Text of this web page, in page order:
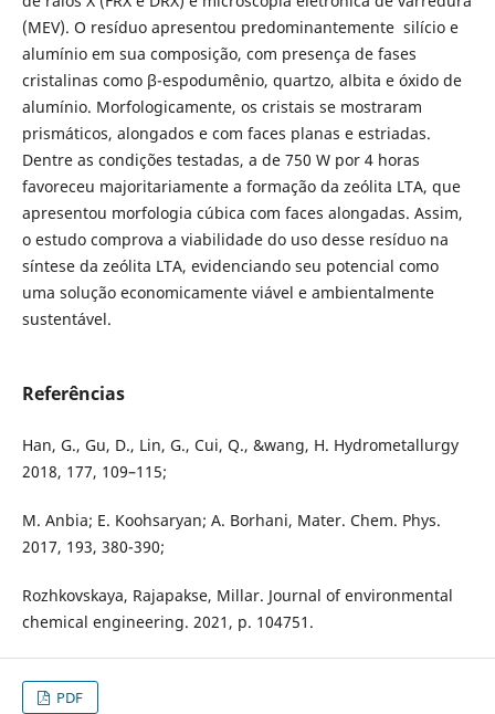
(MEV). O resíduo apresentou predominantemente silício e
alumínio em sua composição, com presença de fases
cristalinas como β-espodumênio, quartzo, albita e óxido de
alumínio. Morfologicamente, os cristais se mostraram
prismáticos, alongados e com faces planas e estriadas.
Dentre as condições testadas, a de 750 W por 4 horas
favoreceu majoritariamente a formação da zeólita LTA, que
apresentou morfologia cúbica com faces alongadas. Assim,
o estudo comprova a viabilidade do uso desse resíduo na
síntese da zeólita LTA, evidenciando seu potencial como
uma solução economicamente viável e ambientalmente
sustentável.
Referências
Han, G., Gu, D., Lin, G., Cui, Q., &wang, H. Hydrometallurgy
2018, 177, 109–115;
M. Anbia; E. Koohsaryan; A. Borhani, Mater. Chem. Phys.
2017, 193, 380-390;
Rozhkovskaya, Rajapakse, Millar. Journal of environmental
chemical engineering. 2021, p. 104751.
PDF